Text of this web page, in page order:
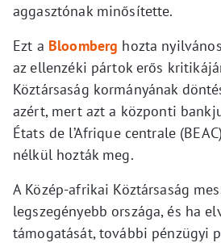
aggasztónak minősítette.
Ezt a Bloomberg hozta
az ellenzéki pártok erős
Köztársaság kormányának
azért, mert azt a központi
États de l’Afrique centrale
nélkül hozták meg.
A Közép-afrikai Köztársaság
legszegényebb országa, és ha
támogatását, további pénzügyi